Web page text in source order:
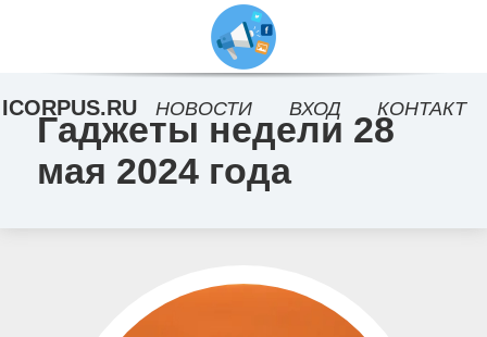
Гаджеты недели 28
мая 2024 года
ICORPUS.RU НОВОСТИ ВХОД КОНТАКТ